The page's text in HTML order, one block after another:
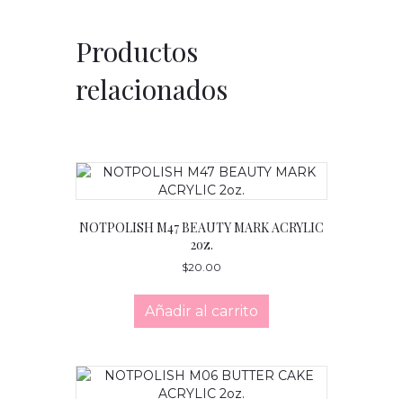
Productos
relacionados
NOTPOLISH M47 BEAUTY MARK ACRYLIC
2oz.
$20.00
Añadir al carrito